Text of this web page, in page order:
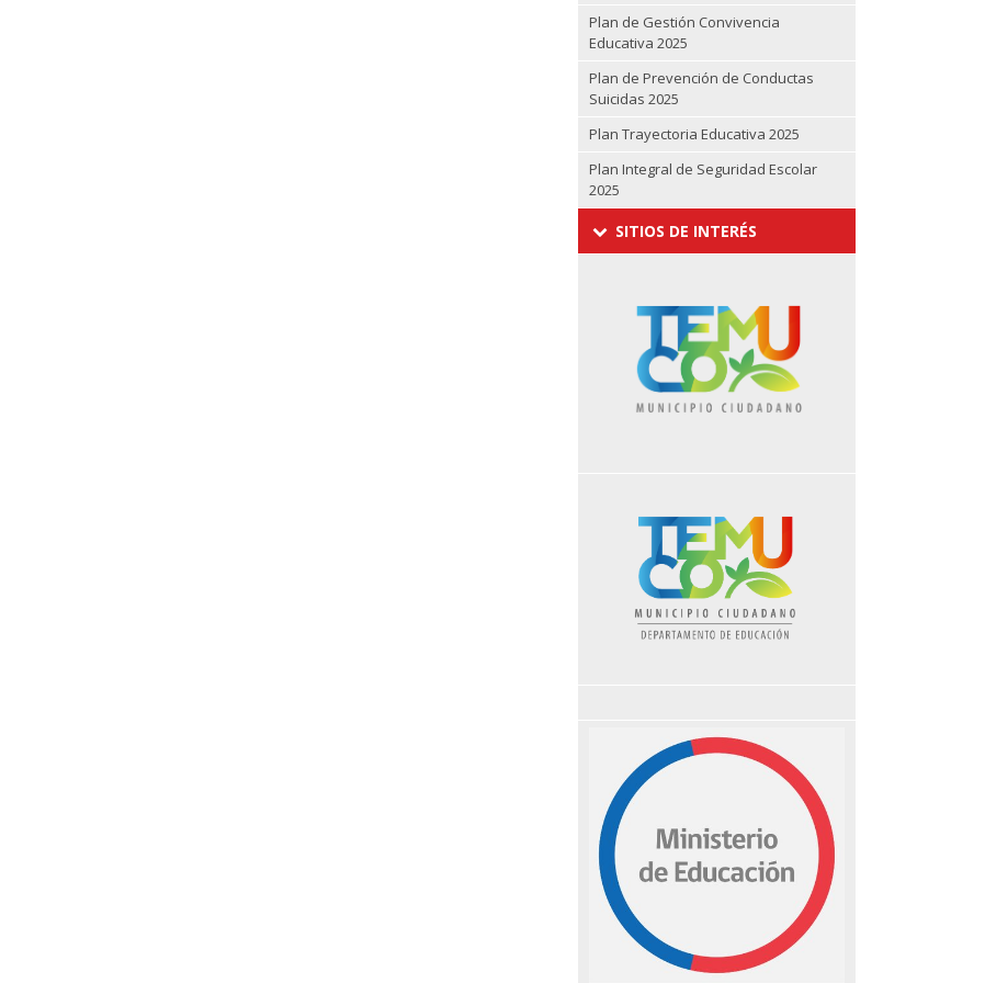
Plan de Gestión Convivencia
Educativa 2025
Plan de Prevención de Conductas
Suicidas 2025
Plan Trayectoria Educativa 2025
Plan Integral de Seguridad Escolar
2025
SITIOS DE INTERÉS